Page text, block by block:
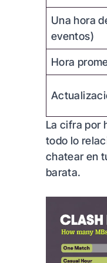
Una hora
eventos)
Hora
La cifra por
todo lo
chatear en
barata.